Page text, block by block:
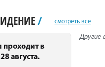
/ смотреть все
проходит в
августа.
Другие